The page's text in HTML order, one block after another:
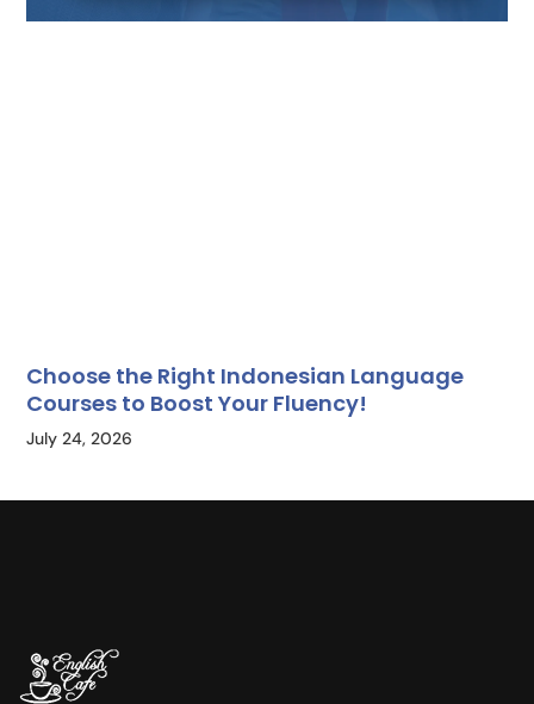
Choose the Right Indonesian Language
Courses to Boost Your Fluency!
July 24, 2026